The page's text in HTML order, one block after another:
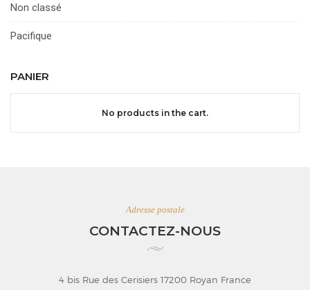
Non classé
Pacifique
PANIER
No products in the cart.
Adresse postale
CONTACTEZ-NOUS
4 bis Rue des Cerisiers 17200 Royan France